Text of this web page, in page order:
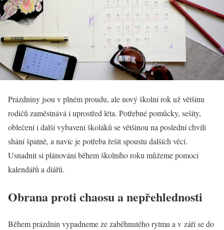
Prázdniny jsou v plném proudu, ale nový školní rok už většinu
rodičů zaměstnává i uprostřed léta. Potřebné pomůcky, sešity,
oblečení i další vybavení školáků se většinou na poslední chvíli
shání špatně, a navíc je potřeba řešit spoustu dalších věcí.
Usnadnit si plánování během školního roku můžeme pomocí
kalendářů a diářů.
Obrana proti chaosu a nepřehlednosti
Během prázdnin vypadneme ze zaběhnutého rytmu a v září se do